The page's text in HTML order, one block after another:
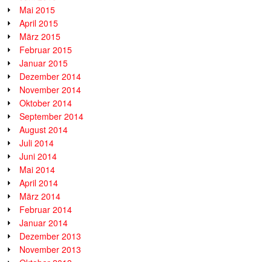
Mai 2015
April 2015
März 2015
Februar 2015
Januar 2015
Dezember 2014
November 2014
Oktober 2014
September 2014
August 2014
Juli 2014
Juni 2014
Mai 2014
April 2014
März 2014
Februar 2014
Januar 2014
Dezember 2013
November 2013